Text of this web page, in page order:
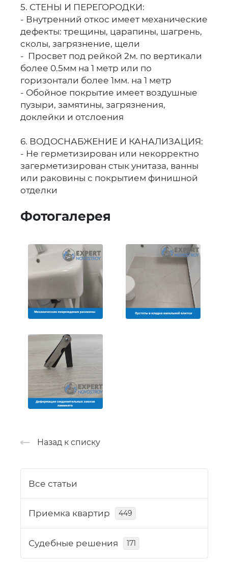
5. СТЕНЫ И ПЕРЕГОРОДКИ:
- Внутренний откос имеет механические
дефекты: трещины, царапины, шагрень,
сколы, загрязнение, щели
- Просвет под рейкой 2м. по вертикали
более 0.5мм на 1 метр или по
горизонтали более 1мм. на 1 метр
- Обойное покрытие имеет воздушные
пузыри, замятины, загрязнения,
доклейки и отслоения
6. ВОДОСНАБЖЕНИЕ И КАНАЛИЗАЦИЯ:
- Не герметизирован или некорректно
загерметизирован стык унитаза, ванны
или раковины с покрытием финишной
отделки
Фотогалерея
Назад к списку
Все статьи
Приемка квартир 449
Судебные решения 171